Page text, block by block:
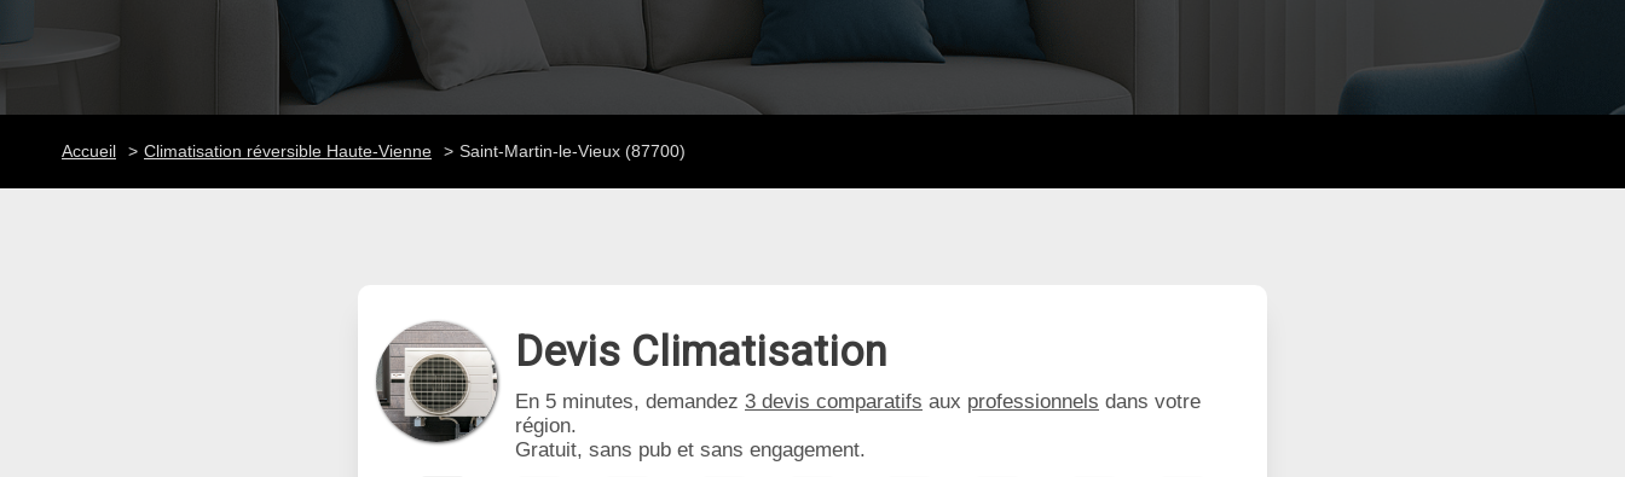
Accueil Climatisation réversible Haute-Vienne Saint-Martin-le-Vieux (87700)
Devis Climatisation
En 5 minutes, demandez 3 devis comparatifs aux professionnels dans votre
région.
Gratuit, sans pub et sans engagement.